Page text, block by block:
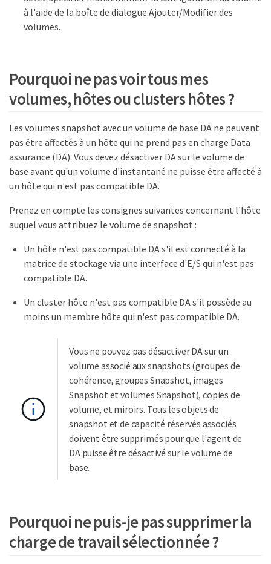
à l'aide de la boîte de dialogue Ajouter/Modifier des
volumes.
Pourquoi ne pas voir tous mes
volumes, hôtes ou clusters hôtes ?
Les volumes snapshot avec un volume de base DA ne peuvent
pas être affectés à un hôte qui ne prend pas en charge Data
assurance (DA). Vous devez désactiver DA sur le volume de
base avant qu'un volume d'instantané ne puisse être affecté à
un hôte qui n'est pas compatible DA.
Prenez en compte les consignes suivantes concernant l'hôte
auquel vous attribuez le volume de snapshot :
Un hôte n'est pas compatible DA s'il est connecté à la
matrice de stockage via une interface d'E/S qui n'est pas
compatible DA.
Un cluster hôte n'est pas compatible DA s'il possède au
moins un membre hôte qui n'est pas compatible DA.
Vous ne pouvez pas désactiver DA sur un
volume associé aux snapshots (groupes de
cohérence, groupes Snapshot, images
Snapshot et volumes Snapshot), copies de
volume, et miroirs. Tous les objets de
snapshot et de capacité réservés associés
doivent être supprimés pour que l'agent de
DA puisse être désactivé sur le volume de
base.
Pourquoi ne puis-je pas supprimer la
charge de travail sélectionnée ?